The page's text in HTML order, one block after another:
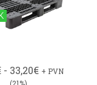
- 33,20€ + PVN